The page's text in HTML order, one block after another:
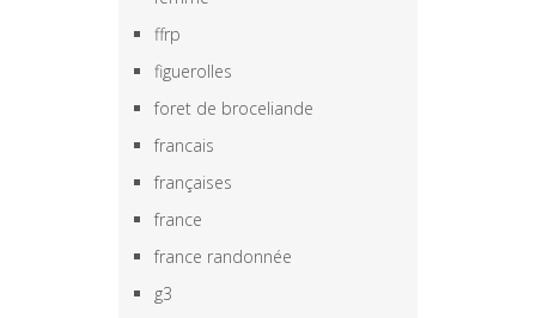
ffrp
figuerolles
foret de broceliande
francais
françaises
france
france randonnée
g3